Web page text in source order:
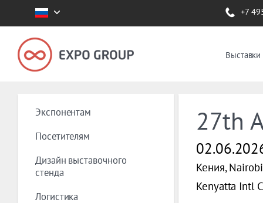
+7
Экспонентам
Посетителям
Дизайн выставочного
стенда
Логистика
27th
Кения, Nairobi
Kenyatta Intl